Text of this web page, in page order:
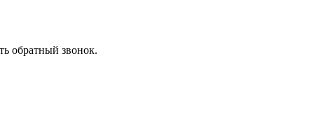
обратный звонок.